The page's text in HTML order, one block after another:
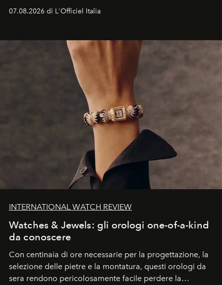
07.08.2026 di L'Officiel Italia
INTERNATIONAL WATCH REVIEW
Watches & Jewels: gli orologi one-of-a-kind
da conoscere
Con centinaia di ore necessarie per la progettazione, la
selezione delle pietre e la montatura, questi orologi da
sera rendono pericolosamente facile perdere la